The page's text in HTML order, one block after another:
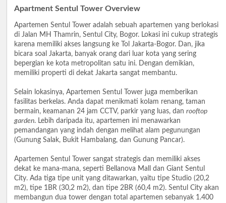
Apartment Sentul Tower Overview
Apartemen Sentul Tower adalah sebuah apartemen yang berlokasi
di Jalan MH Thamrin, Sentul City, Bogor. Lokasi ini cukup strategis
karena memiliki akses langsung ke Tol Jakarta-Bogor. Dan, jika
bicara soal Jakarta, banyak orang dari luar kota yang sering
bepergian ke kota metropolitan satu ini. Dengan demikian,
memiliki properti di dekat Jakarta sangat membantu.
Selain lokasinya, Apartemen Sentul Tower juga memberikan
fasilitas berkelas. Anda dapat menikmati kolam renang, taman
bermain, keamanan 24 jam CCTV, parkir yang luas, dan rooftop
garden. Lebih daripada itu, apartemen ini menawarkan
pemandangan yang indah dengan melihat alam pegunungan
(Gunung Salak, Bukit Hambalang, dan Gunung Pancar).
Apartemen Sentul Tower sangat strategis dan memiliki akses
dekat ke mana-mana, seperti Bellanova Mall dan Giant Sentul
City. Ada tiga tipe unit yang ditawarkan, yaitu tipe Studio (20,2
m2), tipe 1BR (30,2 m2), dan tipe 2BR (60,4 m2). Sentul City akan
membangun dua tower dengan total apartemen sebanyak 1.400